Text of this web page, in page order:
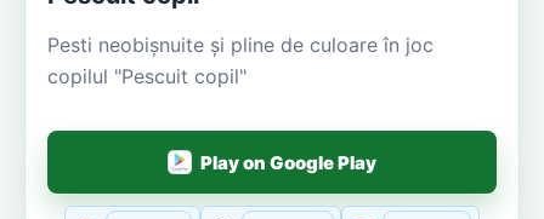
Pesti neobișnuite și pline de culoare în joc
copilul "Pescuit copil"
Play on Google Play